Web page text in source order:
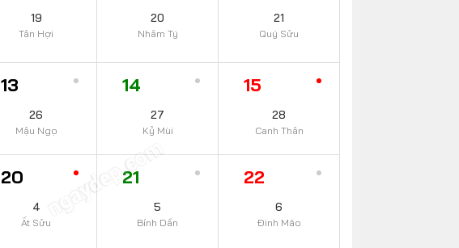
19
Tân Hợi
20
Nhâm Tý
21
Quý Sửu
13
26
Mậu Ngọ
14
27
Kỷ Mùi
15
28
Canh Thân
20
4
Ất Sửu
21
5
Bính Dần
22
6
Đinh Mão
ngaydep.com